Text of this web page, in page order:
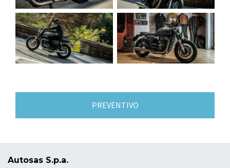
PREVENTIVO
Autosas S.p.a.